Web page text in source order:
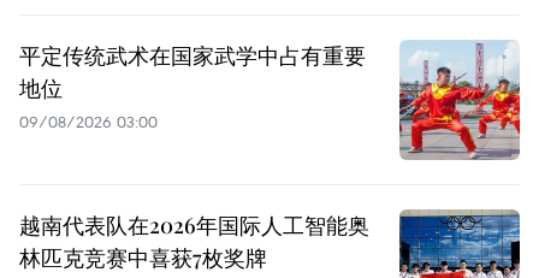
平定传统武术在国家武学中占有重要
地位
09/08/2026 03:00
越南代表队在2026年国际人工智能奥
林匹克竞赛中喜获7枚奖牌